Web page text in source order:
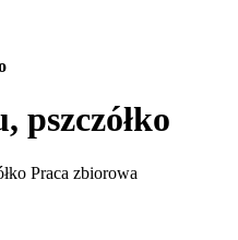
pszczółko